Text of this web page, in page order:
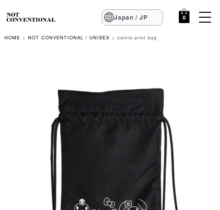
Japan / JP 0
HOME NOT CONVENTIONAL / UNISEX sanrio print bag